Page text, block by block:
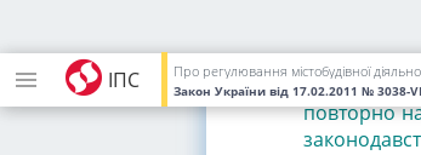
ІПС Про регулювання містобудівної
Закон України від 17.02.2011 № 3038-VI
скасування.
3. Після
повторно